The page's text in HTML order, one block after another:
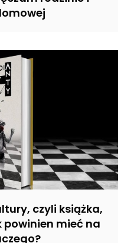
czyli książka,
powinien mieć na